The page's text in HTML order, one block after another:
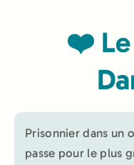
❤️ Le
Prisonnier dans un
passe pour le plus